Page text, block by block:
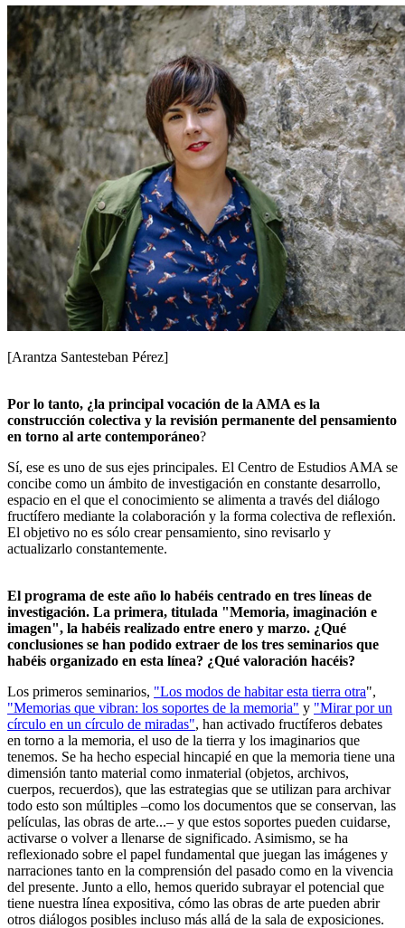
[Arantza Santesteban Pérez]
Por lo tanto, ¿la principal vocación de la AMA es la
construcción colectiva y la revisión permanente del pensamiento
en torno al arte contemporáneo?
Sí, ese es uno de sus ejes principales. El Centro de Estudios AMA se
concibe como un ámbito de investigación en constante desarrollo,
espacio en el que el conocimiento se alimenta a través del diálogo
fructífero mediante la colaboración y la forma colectiva de reflexión.
El objetivo no es sólo crear pensamiento, sino revisarlo y
actualizarlo constantemente.
El programa de este año lo habéis centrado en tres líneas de
investigación. La primera, titulada "Memoria, imaginación e
imagen", la habéis realizado entre enero y marzo. ¿Qué
conclusiones se han podido extraer de los tres seminarios que
habéis organizado en esta línea? ¿Qué valoración hacéis?
Los primeros seminarios, "Los modos de habitar esta tierra otra",
"Memorias que vibran: los soportes de la memoria" y "Mirar por un
círculo en un círculo de miradas", han activado fructíferos debates
en torno a la memoria, el uso de la tierra y los imaginarios que
tenemos. Se ha hecho especial hincapié en que la memoria tiene una
dimensión tanto material como inmaterial (objetos, archivos,
cuerpos, recuerdos), que las estrategias que se utilizan para archivar
todo esto son múltiples –como los documentos que se conservan, las
películas, las obras de arte...– y que estos soportes pueden cuidarse,
activarse o volver a llenarse de significado. Asimismo, se ha
reflexionado sobre el papel fundamental que juegan las imágenes y
narraciones tanto en la comprensión del pasado como en la vivencia
del presente. Junto a ello, hemos querido subrayar el potencial que
tiene nuestra línea expositiva, cómo las obras de arte pueden abrir
otros diálogos posibles incluso más allá de la sala de exposiciones.